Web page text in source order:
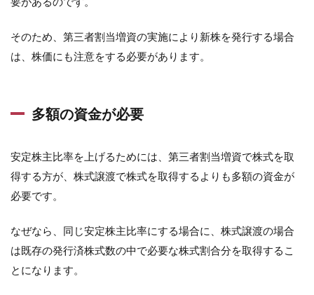
そのため、第三者割当増資の実施により新株を発行する場合
は、株価にも注意をする必要があります。
多額の資金が必要
安定株主比率を上げるためには、第三者割当増資で株式を取
得する方が、株式譲渡で株式を取得するよりも多額の資金が
必要です。
なぜなら、同じ安定株主比率にする場合に、株式譲渡の場合
は既存の発行済株式数の中で必要な株式割合分を取得するこ
とになります。